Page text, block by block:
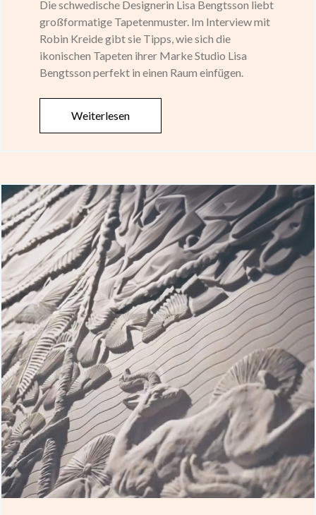
Die schwedische Designerin Lisa Bengtsson liebt
großformatige Tapetenmuster. Im Interview mit
Robin Kreide gibt sie Tipps, wie sich die
ikonischen Tapeten ihrer Marke Studio Lisa
Bengtsson perfekt in einen Raum einfügen.
Weiterlesen